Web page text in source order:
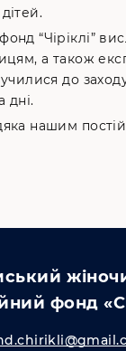
“Чіріклі”
а також
до
дні.
нашим
фонд